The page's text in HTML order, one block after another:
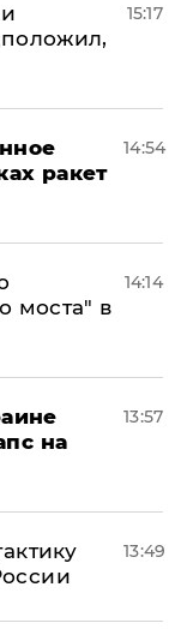
15:17
ракет
14:54
моста" в
14:14
на
13:57
13:49